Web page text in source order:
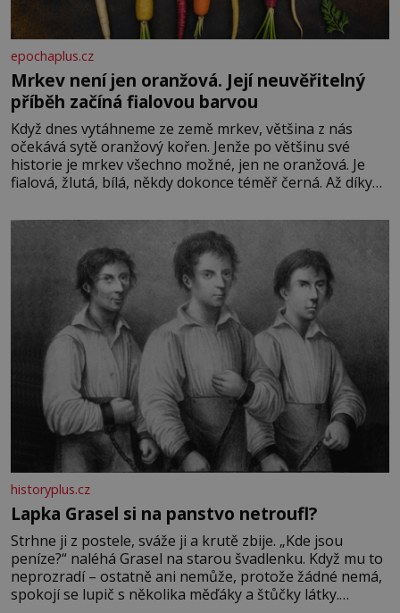
epochaplus.cz
Mrkev není jen oranžová. Její neuvěřitelný
příběh začíná fialovou barvou
Když dnes vytáhneme ze země mrkev, většina z nás
očekává sytě oranžový kořen. Jenže po většinu své
historie je mrkev všechno možné, jen ne oranžová. Je
fialová, žlutá, bílá, někdy dokonce téměř černá. Až díky
bez které si českou zahradu ani nedokážeme představit.
historyplus.cz
Lapka Grasel si na panstvo netroufl?
Strhne ji z postele, sváže ji a krutě zbije. „Kde jsou
peníze?“ naléhá Grasel na starou švadlenku. Když mu to
neprozradí – ostatně ani nemůže, protože žádné nemá,
spokojí se lupič s několika měďáky a štůčky látky.